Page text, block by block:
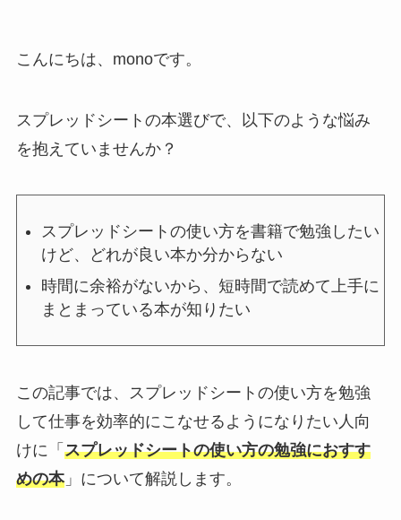
こんにちは、monoです。
スプレッドシートの本選びで、以下のような悩み
を抱えていませんか？
スプレッドシートの使い方を書籍で勉強したい
けど、どれが良い本か分からない
時間に余裕がないから、短時間で読めて上手に
まとまっている本が知りたい
この記事では、スプレッドシートの使い方を勉強
して仕事を効率的にこなせるようになりたい人向
けに「 スプレッドシートの使い方の勉強におすす
めの本」について解説します。